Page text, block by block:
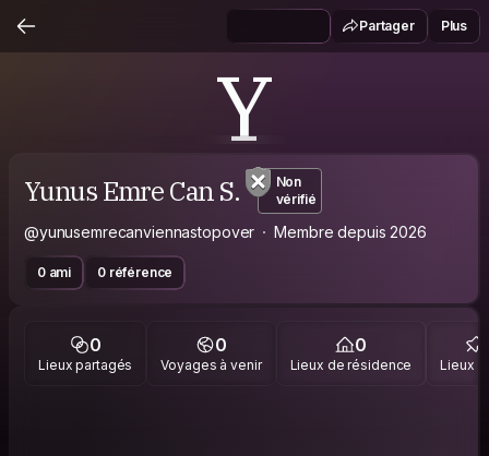
Partager Plus
Y
Yunus Emre Can S.
Non
vérifié
@yunusemrecanviennastopover Membre depuis 2026
0 ami 0 référence
0
Lieux partagés
0
Voyages à venir
0
Lieux de résidence Lieux